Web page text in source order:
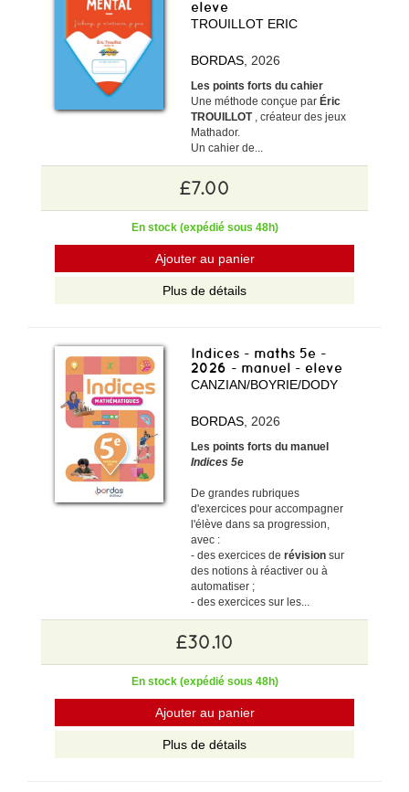
eleve
TROUILLOT ERIC
BORDAS , 2026
Les points forts du cahier
Une méthode conçue par Éric
TROUILLOT, créateur des jeux
Mathador.
Un cahier de...
£7.00
En stock (expédié sous 48h)
Ajouter au panier
Plus de détails
Indices - maths 5e -
2026 - manuel - eleve
CANZIAN/BOYRIE/DODY
BORDAS , 2026
Les points forts du manuel
Indices 5e
De grandes rubriques
d'exercices pour accompagner
l'élève dans sa progression,
avec :
- des exercices derévisionsur
des notions à réactiver ou à
automatiser ;
- des exercices sur les...
£30.10
En stock (expédié sous 48h)
Ajouter au panier
Plus de détails